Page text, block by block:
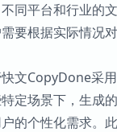
同平台和行业的
要根据实际情况
文CopyDone采
定场景下，生成
的个性化需求。